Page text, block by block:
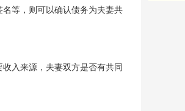
等，则可以确认债务为夫妻共
入来源，夫妻双方是否有共同